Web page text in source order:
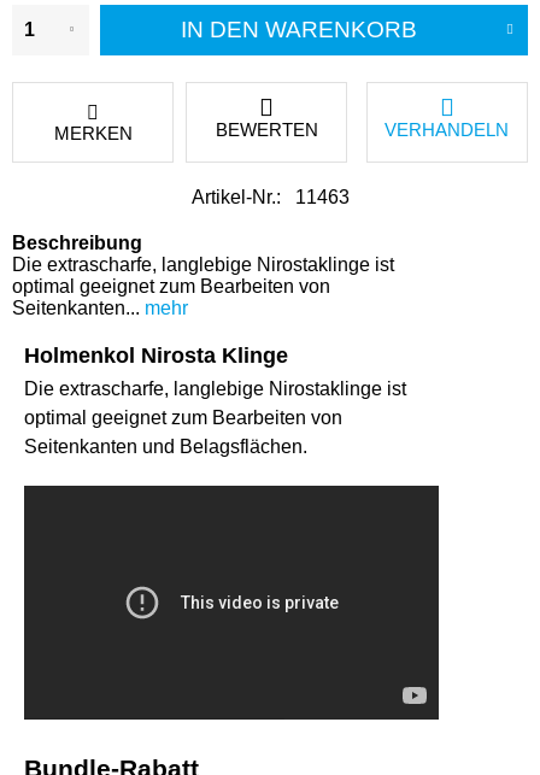
IN DEN WARENKORB
MERKEN BEWERTEN VERHANDELN
Artikel-Nr.: 11463
Beschreibung
Die extrascharfe, langlebige Nirostaklinge ist
optimal geeignet zum Bearbeiten von
Seitenkanten... mehr
Holmenkol Nirosta Klinge
Die extrascharfe, langlebige Nirostaklinge ist
optimal geeignet zum Bearbeiten von
Seitenkanten und Belagsflächen.
Bundle-Rabatt